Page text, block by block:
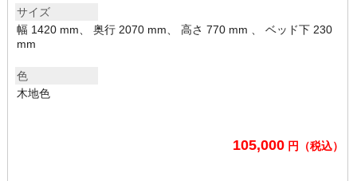
サイズ
幅 1420 mm、 奥行 2070 mm、 高さ 770 mm 、 ベッド下 230
mm
色
木地色
105,000 円（税込）